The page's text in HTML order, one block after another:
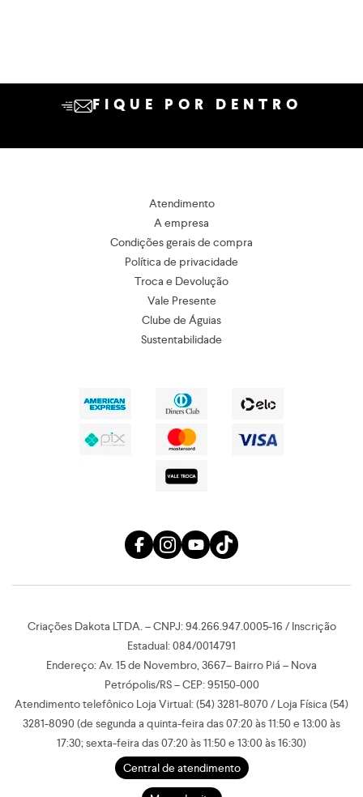
FIQUE POR DENTRO
Atendimento
A empresa
Condições gerais de compra
Política de privacidade
Troca e Devolução
Vale Presente
Clube de Águias
Sustentabilidade
Criações Dakota LTDA. – CNPJ: 94.266.947.0005-16 / Inscrição
Estadual: 084/0014791
Endereço: Av. 15 de Novembro, 3667– Bairro Piá – Nova
Petrópolis/RS – CEP: 95150-000
Atendimento telefônico Loja Virtual: (54) 3281-8070 / Loja Física (54)
3281-8090 (de segunda a quinta-feira das 07:20 às 11:50 e 13:00 às
17:30; sexta-feira das 07:20 às 11:50 e 13:00 às 16:30)
Central de atendimento